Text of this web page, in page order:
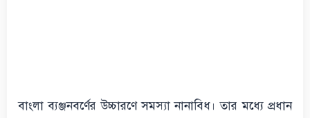
বাংলা ব্যঞ্জনবর্ণের উচ্চারণে সমস্যা নানাবিধ। তার মধ্যে প্রধান